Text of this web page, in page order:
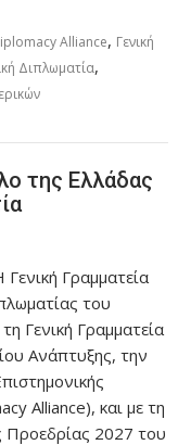
Alliance, Γενική
Διπλωματία,
της Ελλάδας
Γενική Γραμματεία
του
Γενική Γραμματεία
Ανάπτυξης, την
Alliance), και με τη
Προεδρίας 2027 του